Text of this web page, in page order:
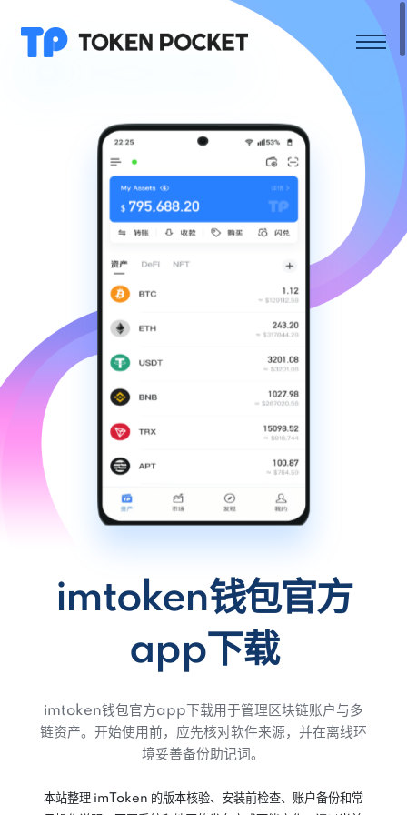
imtoken钱包官方
app下载
imtoken钱包官方app下载用于管理区块链账户与多
链资产。开始使用前，应先核对软件来源，并在离线环
境妥善备份助记词。
本站整理 imToken 的版本核验、安装前检查、账户备份和常